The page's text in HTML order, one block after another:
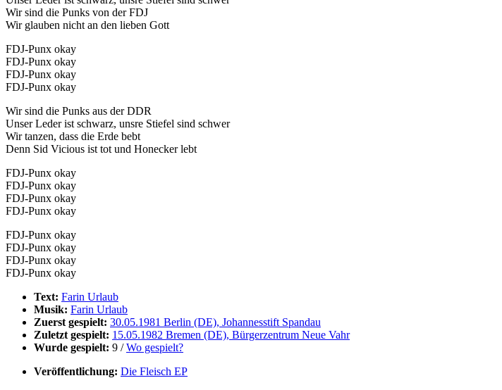
Wir sind die Punks von der FDJ
Wir glauben nicht an den lieben Gott
FDJ-Punx okay
FDJ-Punx okay
FDJ-Punx okay
FDJ-Punx okay
Wir sind die Punks aus der DDR
Unser Leder ist schwarz, unsre Stiefel sind schwer
Wir tanzen, dass die Erde bebt
Denn Sid Vicious ist tot und Honecker lebt
FDJ-Punx okay
FDJ-Punx okay
FDJ-Punx okay
FDJ-Punx okay
FDJ-Punx okay
FDJ-Punx okay
FDJ-Punx okay
FDJ-Punx okay
Text: Farin Urlaub
Musik: Farin Urlaub
Zuerst gespielt: 30.05.1981 Berlin (DE), Johannesstift Spandau
Zuletzt gespielt: 15.05.1982 Bremen (DE), Bürgerzentrum Neue Vahr
Wurde gespielt: 9 /Wo gespielt?
Veröffentlichung: Die Fleisch EP